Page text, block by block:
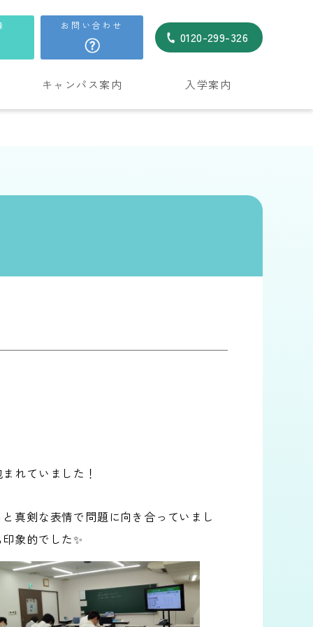
お問い合わせ
0120-299-326
キャンパス案内 入学案内
れていました！
真剣な表情で問題に向き合っていまし
象的でした✨